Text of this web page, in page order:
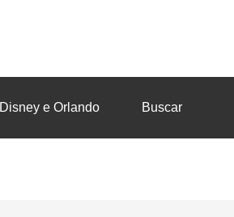
Disney e Orlando Buscar